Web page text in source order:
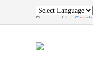
Powered by